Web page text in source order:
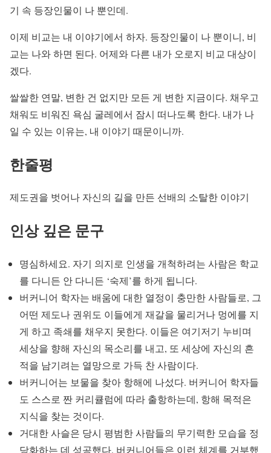
기 속 등장인물이 나 뿐인데.
이제 비교는 내 이야기에서 하자. 등장인물이 나 뿐이니, 비
교는 나와 하면 된다. 어제와 다른 내가 오로지 비교 대상이
겠다.
쌀쌀한 연말, 변한 건 없지만 모든 게 변한 지금이다. 채우고
채워도 비워진 욕심 굴레에서 잠시 떠나도록 한다. 내가 나
일 수 있는 이유는, 내 이야기 때문이니까.
한줄평
제도권을 벗어나 자신의 길을 만든 선배의 소탈한 이야기
인상 깊은 문구
명심하세요. 자기 의지로 인생을 개척하려는 사람은 학교
를 다니든 안 다니든 ‘숙제’를 하게 됩니다.
버커니어 학자는 배움에 대한 열정이 충만한 사람들로, 그
어떤 제도나 권위도 이들에게 재갈을 물리거나 멍에를 지
게 하고 족쇄를 채우지 못한다. 이들은 여기저기 누비며
세상을 향해 자신의 목소리를 내고, 또 세상에 자신의 흔
적을 남기려는 열망으로 가득 찬 사람이다.
버커니어는 보물을 찾아 항해에 나섰다. 버커니어 학자들
도 스스로 짠 커리큘럼에 따라 출항하는데, 항해 목적은
지식을 찾는 것이다.
거대한 사슬은 당시 평범한 사람들의 무기력한 모습을 정
당화하는 데 성공했다. 버커니어들은 이런 체계를 거부했